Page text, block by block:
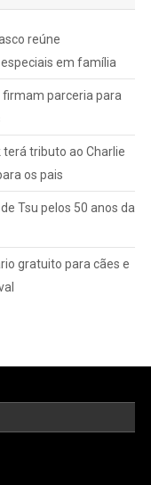
reúne
em família
firmam parceria para
terá tributo ao Charlie
os pais
Tsu pelos 50 anos da
gratuito para cães e